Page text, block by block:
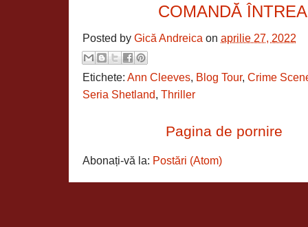
COMANDĂ
Posted by Gică Andreica on aprilie 27, 2022
Etichete: Ann Cleeves, Blog Tour, Crime
Seria Shetland, Thriller
Pagina de pornire
Abonați-vă la: Postări (Atom)